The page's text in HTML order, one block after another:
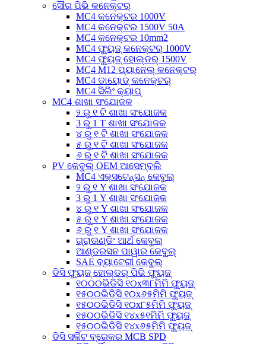
ସୌର ପିଭି କନେକ୍ଟର୍
MC4 କନେକ୍ଟର 1000V
MC4 କନେକ୍ଟର 1500V 50A
MC4 କନେକ୍ଟର 10mm2
MC4 ଫ୍ୟୁଜ୍ କନେକ୍ଟର୍ 1000V
MC4 ଫ୍ୟୁଜ୍ ହୋଲ୍ଡର୍ 1500V
MC4 M12 ପ୍ୟାନେଲ୍ କନେକ୍ଟର୍
MC4 ଡାୟୋଡ୍ କନେକ୍ଟର୍
MC4 ସିଲିଂ କ୍ୟାପ୍
MC4 ଶାଖା ସଂଯୋଜକ
୨ ରୁ ୧ ଟି ଶାଖା ସଂଯୋଜକ
3 ରୁ 1 T ଶାଖା ସଂଯୋଜକ
୪ ରୁ ୧ ଟି ଶାଖା ସଂଯୋଜକ
୫ ରୁ ୧ ଟି ଶାଖା ସଂଯୋଜକ
୬ ରୁ ୧ ଟି ଶାଖା ସଂଯୋଜକ
PV କେବୁଲ୍ OEM ଆସେମ୍ବଲି
MC4 ଏକ୍ସଟେନ୍ସନ୍ କେବୁଲ୍
୨ ରୁ ୧ Y ଶାଖା ସଂଯୋଜକ
3 ରୁ 1 Y ଶାଖା ସଂଯୋଜକ
୪ ରୁ ୧ Y ଶାଖା ସଂଯୋଜକ
୫ ରୁ ୧ Y ଶାଖା ସଂଯୋଜକ
୬ ରୁ ୧ Y ଶାଖା ସଂଯୋଜକ
ଗ୍ରାଉଣ୍ଡିଂ ଆର୍ଥ କେବୁଲ୍
ଆଣ୍ଡରସନ ପାୱାର କେବୁଲ୍
SAE ବ୍ୟାଟେରୀ କେବୁଲ୍
ଡିସି ଫ୍ୟୁଜ୍ ହୋଲ୍ଡର୍ ପିଭି ଫ୍ୟୁଜ୍
୧୦୦୦ଭିଡିସି ୧୦x୩୮ମିମି ଫ୍ୟୁଜ୍
୧୫୦୦ଭିଡିସି ୧୦x୬୫ମିମି ଫ୍ୟୁଜ୍
୧୫୦୦ଭିଡିସି ୧୦x୮୫ମିମି ଫ୍ୟୁଜ୍
୧୫୦୦ଭିଡିସି ୧୪x୫୧ମିମି ଫ୍ୟୁଜ୍
୧୫୦୦ଭିଡିସି ୧୪x୬୫ମିମି ଫ୍ୟୁଜ୍
ଡିସି ସର୍କିଟ ବ୍ରେକର MCB SPD